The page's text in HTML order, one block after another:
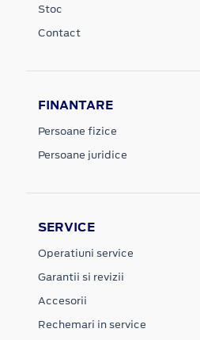
Stoc
Contact
FINANTARE
Persoane fizice
Persoane juridice
SERVICE
Operatiuni service
Garantii si revizii
Accesorii
Rechemari in service